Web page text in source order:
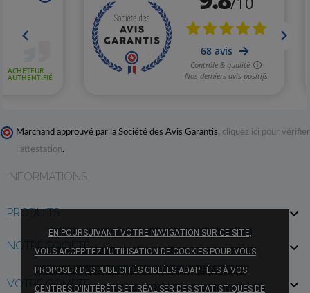
Marchand approuvé par la Société des Avis Garantis, cliquez ici pour vérifier
l'attestation.
INFORMATIONS
PRODUITS 
NOTRE SOCIÉTÉ 
VOTRE COMPTE 
EN POURSUIVANT VOTRE NAVIGATION SUR CE SITE,
VOUS ACCEPTEZ L'UTILISATION DE COOKIES POUR VOUS
PROPOSER DES PUBLICITÉS CIBLÉES ADAPTÉES À VOS
CENTRES D'INTÉRÊTS ET RÉALISER DES STATISTIQUES DE